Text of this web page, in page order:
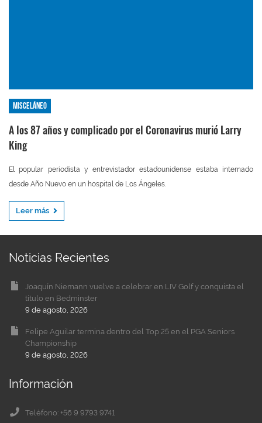
Misceláneo
A los 87 años y complicado por el Coronavirus murió Larry
King
El popular periodista y entrevistador estadounidense estaba internado
desde Año Nuevo en un hospital de Los Ángeles.
Leer más
Noticias Recientes
Joaquín Niemann vuelve a celebrar en LIV Golf y conquista el
título en Bedminster
9 de agosto, 2026
Felipe Aguilar termina dentro del Top 25 en el PGA Seniors
Championship
9 de agosto, 2026
Información
Teléfono: +56 9 9793 9741